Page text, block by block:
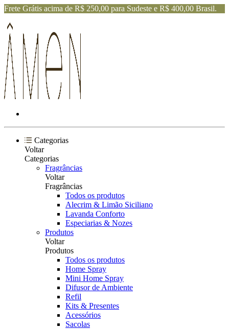
Frete Grátis acima de R$ 250,00 para Sudeste e R$ 400,00 Brasil.
Categorias
Voltar
Categorias
Fragrâncias
Voltar
Fragrâncias
Todos os produtos
Alecrim & Limão Siciliano
Lavanda Conforto
Especiarias & Nozes
Produtos
Voltar
Produtos
Todos os produtos
Home Spray
Mini Home Spray
Difusor de Ambiente
Refil
Kits & Presentes
Acessórios
Sacolas